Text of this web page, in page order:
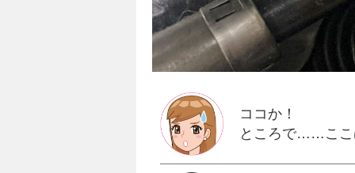
ココか！
ところで……ここ